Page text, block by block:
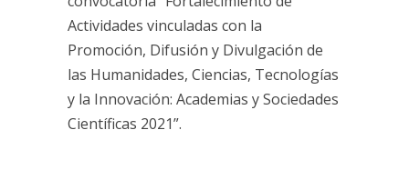
Actividades vinculadas con la
Promoción, Difusión y Divulgación de
las Humanidades, Ciencias, Tecnologías
y la Innovación: Academias y Sociedades
Científicas 2021”.